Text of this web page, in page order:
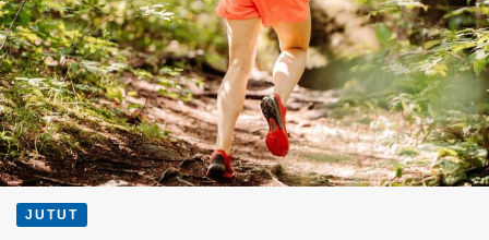
LinkedIn
JUTUT